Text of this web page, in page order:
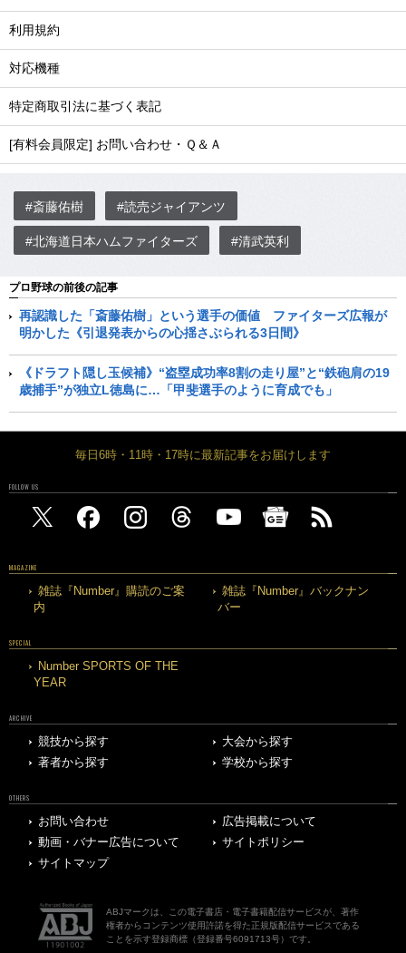
利用規約
対応機種
特定商取引法に基づく表記
[有料会員限定] お問い合わせ・Ｑ＆Ａ
#斎藤佑樹 #読売ジャイアンツ
#北海道日本ハムファイターズ #清武英利
プロ野球の前後の記事
再認識した「斎藤佑樹」という選手の価値 ファイターズ広報が
明かした《引退発表からの心揺さぶられる3日間》
《ドラフト隠し玉候補》“盗塁成功率8割の走り屋”と“鉄砲肩の19
歳捕手”が独立L徳島に…「甲斐選手のように育成でも」
毎日6時・11時・17時に最新記事をお届けします
FOLLOW US
MAGAZINE
雑誌『Number』購読のご案
内
雑誌『Number』バックナン
バー
SPECIAL
Number SPORTS OF THE
YEAR
ARCHIVE
競技から探す
大会から探す
著者から探す
学校から探す
OTHERS
お問い合わせ
広告掲載について
動画・バナー広告について
サイトポリシー
サイトマップ
ABJマークは、この電子書店・電子書籍配信サービスが、著作
権者からコンテンツ使用許諾を得た正規版配信サービスである
ことを示す登録商標（登録番号6091713号）です。